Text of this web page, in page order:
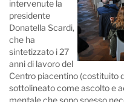
intervenute la
presidente
Donatella Scardi,
che ha
sintetizzato i 27
anni di lavoro del
Centro piacentino (costituito
sottolineato come ascolto e
mentale che sono spesso